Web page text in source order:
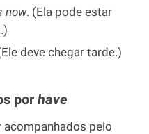
now. (Ela pode estar
deve chegar tarde.)
por have
pelo